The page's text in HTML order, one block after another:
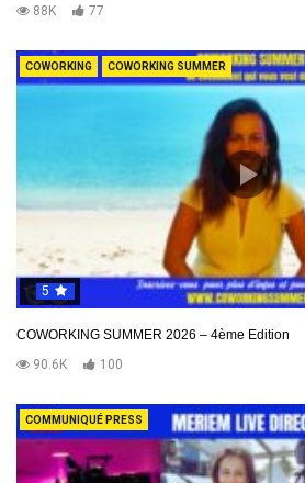
88K
77
COWORKING COWORKING SUMMER
5
COWORKING SUMMER 2026 – 4ème Edition
90.6K
100
COMMUNIQUÉ PRESS